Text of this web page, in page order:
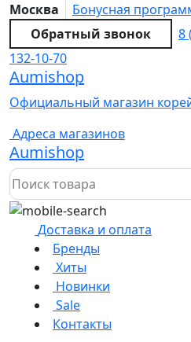
Москва Бонусная
Обратный звонок
8
132-10-70
Aumishop
Официальный магазин
Адреса магазинов
Aumishop
Доставка и оплата
Бренды
Хиты
Новинки
Sale
Контакты